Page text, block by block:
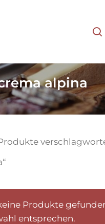
alpina
Produkte
entsprechen.